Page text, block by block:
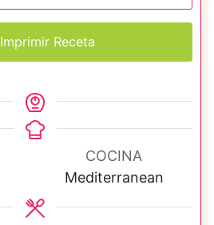
Imprimir Receta
COCINA
Mediterranean